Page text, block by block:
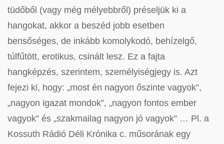
tüdőből (vagy még mélyebbről) préseljük ki a
hangokat, akkor a beszéd jobb esetben
bensőséges, de inkább komolykodó, behízelgő,
túlfűtött, erotikus, csinált lesz. Ez a fajta
hangképzés, szerintem, személyiségjegy is. Azt
fejezi ki, hogy: „most én nagyon őszinte vagyok”,
„nagyon igazat mondok”, „nagyon fontos ember
vagyok” és „szakmailag nagyon jó vagyok” … Pl. a
Kossuth Rádió Déli Krónika c. műsorának egy